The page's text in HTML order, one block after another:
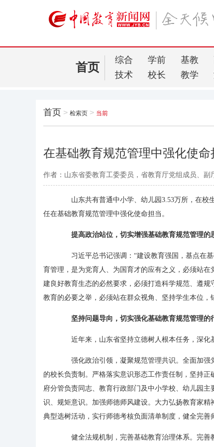
首页
综合 学前 基教
技术
校长 教学
首页 > 检索页 > 当前
在基础教育规范管理中强化使命
作者：山东省委教育工委委员，省教育厅党组成员、副
山东共有普通中小学、幼儿园3.53万所，在校
任在基础教育规范管理中强化使命担当。
提高政治站位，切实增强基础教育规范管理的
习近平总书记强调：“建设教育强国，基点在基
育管理，是为党育人、为国育才的应有之义，必须站
建良好教育生态的必然要求，必须打造科学规范、遵
教育的必要之举，必须站在群众视角、坚持学生本位，
坚持问题导向，切实强化基础教育规范管理的
近年来，山东省坚持立德树人根本任务，深化
强化政治引领，凝聚规范管理共识。全面加强
的校长负责制。严格落实意识形态工作责任制，坚持
府分管负责同志、教育行政部门及中小学校、幼儿园
识、规矩意识。加强师德师风建设。大力弘扬教育家
典型选树活动，实行师德考核负面清单制度，健全完善
健全法规机制，完善基础教育治理体系。完善